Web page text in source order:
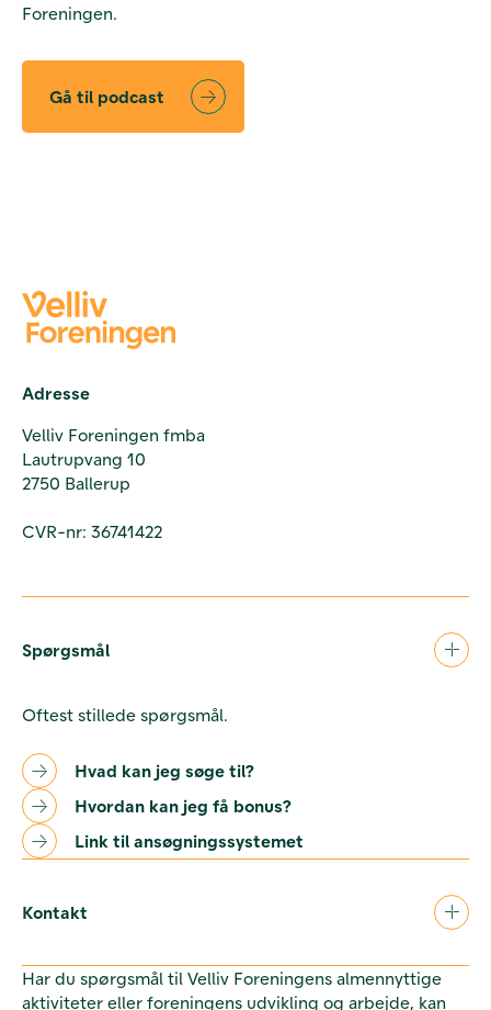
Foreningen.
Gå til podcast
Adresse
Velliv Foreningen fmba
Lautrupvang 10
2750 Ballerup
CVR-nr: 36741422
Spørgsmål
Oftest stillede spørgsmål.
Hvad kan jeg søge til?
Hvordan kan jeg få bonus?
Link til ansøgningssystemet
Kontakt
Har du spørgsmål til Velliv Foreningens almennyttige
aktiviteter eller foreningens udvikling og arbejde, kan